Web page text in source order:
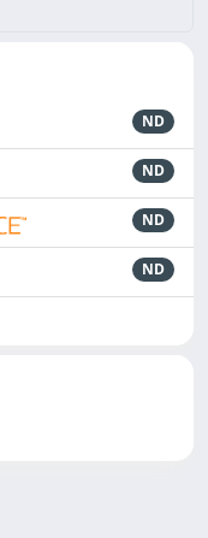
ND
ND
ND
ND